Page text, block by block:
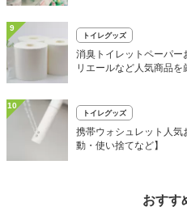
9
トイレグッズ
消臭トイレットペーパー
リエールなど人気商品を
10
トイレグッズ
携帯ウォシュレット人
動・使い捨てなど】
おすす